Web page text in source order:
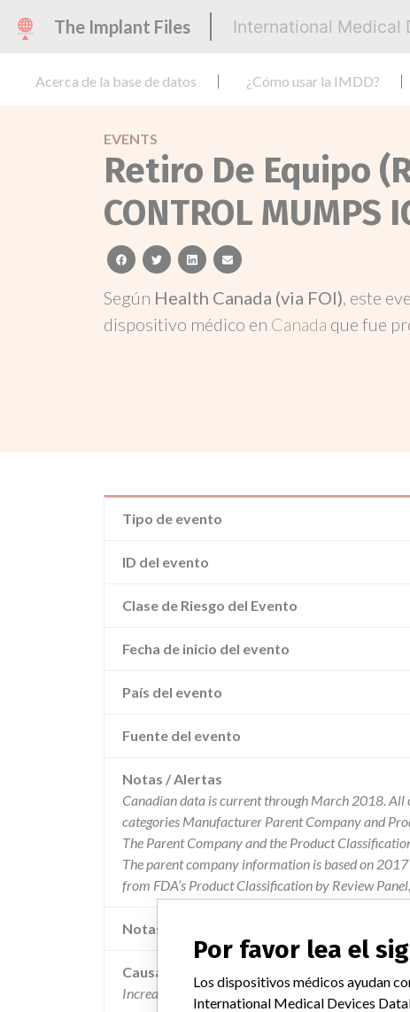
The Implant Files International Medical
Acerca de la base de datos ¿Cómo usar la IMDD?
EVENTS
Retiro De Equipo
CONTROL MUMPS
facebooktwitterlinkedinemail
Según Health Canada (via FOI), este
dispositivo médico en Canada que fue
Tipo de evento
ID del evento
Clase de Riesgo del Evento
Fecha de inicio del evento
País del evento
Fuente del evento
Notas / Alertas
Canadian data is current through March 2018.
categories Manufacturer Parent Company and
The Parent Company and the Product
The parent company information is based on
from FDA’s Product Classification by Review
Notas adicionales en la data
Causa
Increased frequency of control values recovering
Por favor lea el
Los dispositivos médicos ayudan
International Medical Devices